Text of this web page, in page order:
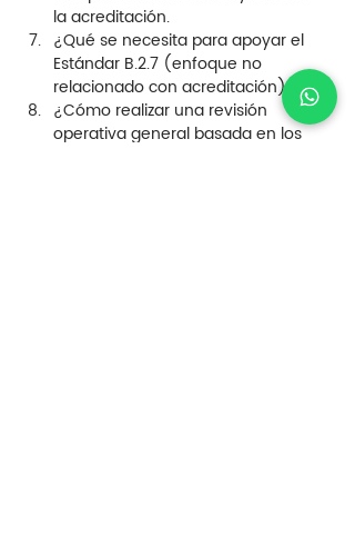
la acreditación.
¿Qué se necesita para apoyar el
Estándar B.2.7 (enfoque no
relacionado con acreditación)?
¿Cómo realizar una revisión
operativa general basada en los